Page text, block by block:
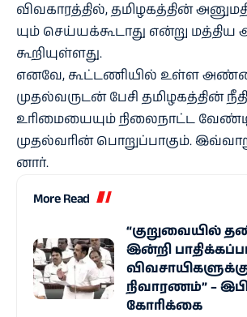
விவ​காரத்​தில், தமிழகத்​தின்
யும் செய்​யக்​கூ​டாது என்று மத்​திய
கூறி​யுள்​ளது.
எனவே, கூட்​ட​ணி​யில் உள்ள
முதல்​வருடன் பேசி தமிழகத்​தின்
உரிமை​யை​யும் நிலை​நாட்ட
முதல்​வரின் பொறுப்​பாகும்​.
னார்​.
More Read
“குறுவையில்
இன்றி
நிவாரணம்” –
கோரிக்கை